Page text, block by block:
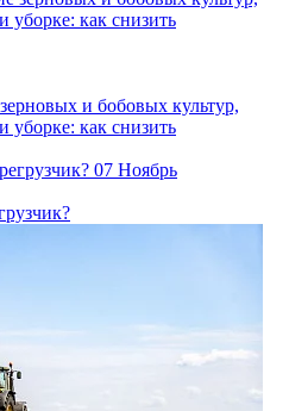
и бобовых культур,
уборке: как снизить
07 Ноябрь